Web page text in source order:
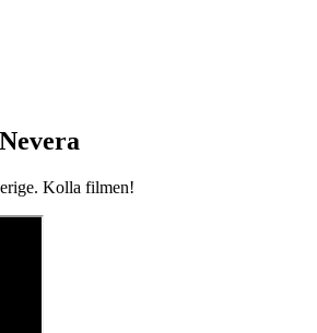
Kolla filmen!